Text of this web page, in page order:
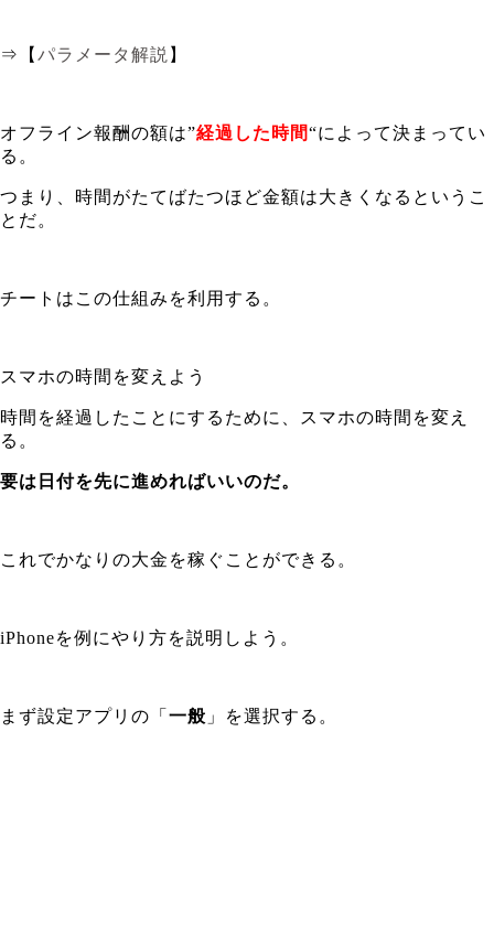
⇒【 パラメータ解説 】
オフライン報酬の額は”経過した時間“によって決まってい
る。
つまり、時間がたてばたつほど金額は大きくなるというこ
とだ。
チートはこの仕組みを利用する。
スマホの時間を変えよう
時間を経過したことにするために、スマホの時間を変え
る。
要は日付を先に進めればいいのだ。
これでかなりの大金を稼ぐことができる。
iPhoneを例にやり方を説明しよう。
まず設定アプリの「 一般 」を選択する。